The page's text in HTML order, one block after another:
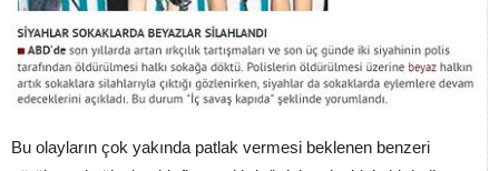
Bu olayların çok yakında patlak vermesi beklenen benzeri